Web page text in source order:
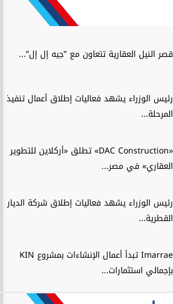
قصر النيل العقارية تتعاون مع ”جيه إل إل”...
رئيس الوزراء يشهد فعاليات إطلاق أعمال تنفيذ
المرحلة...
«DAC Construction» تطلق «أركلاين للتطوير
العقاري» في مصر...
رئيس الوزراء يشهد فعاليات إطلاق شركة الديار
القطرية...
Imarrae تبدأ أعمال الإنشاءات بمشروع KIN
بإجمالي استثمارات...